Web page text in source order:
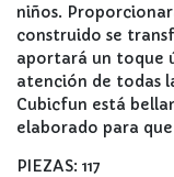
niños.
construido se
aportará un toque
atención de todas
Cubicfun está
elaborado para
PIEZAS: 117